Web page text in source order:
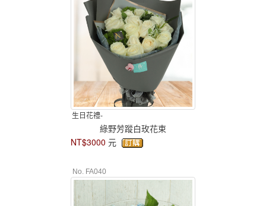
生日花禮-
綠野芳蹤白玫花束
NT$3000 元
No. FA040